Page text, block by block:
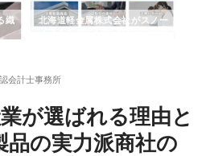
織
北海道軽金属株式会社がスノー
会計士事務所
が選ばれる理由と
品の実力派商社の